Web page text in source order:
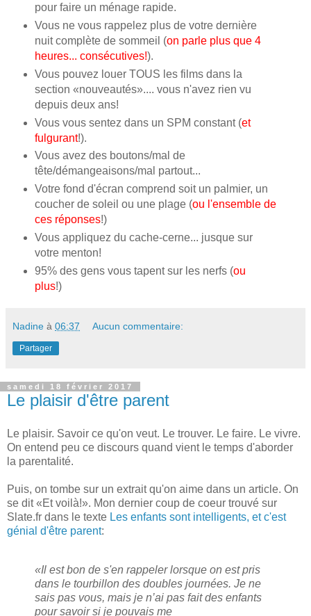
pour faire un ménage rapide.
Vous ne vous rappelez plus de votre dernière
nuit complète de sommeil (on parle plus que 4
heures... consécutives!).
Vous pouvez louer TOUS les films dans la
section «nouveautés».... vous n'avez rien vu
depuis deux ans!
Vous vous sentez dans un SPM constant (et
fulgurant!).
Vous avez des boutons/mal de
tête/démangeaisons/mal partout...
Votre fond d'écran comprend soit un palmier, un
coucher de soleil ou une plage (ou l'ensemble de
ces réponses!)
Vous appliquez du cache-cerne... jusque sur
votre menton!
95% des gens vous tapent sur les nerfs (ou
plus!)
Nadine à 06:37 Aucun commentaire:
Partager
samedi 18 février 2017
Le plaisir d'être parent
Le plaisir. Savoir ce qu'on veut. Le trouver. Le faire. Le vivre.
On entend peu ce discours quand vient le temps d'aborder
la parentalité.
Puis, on tombe sur un extrait qu'on aime dans un article. On
se dit «Et voilà!». Mon dernier coup de coeur trouvé sur
Slate.fr dans le texte Les enfants sont intelligents, et c'est
génial d'être parent:
«Il est bon de s'en rappeler lorsque on est pris
dans le tourbillon des doubles journées. Je ne
sais pas vous, mais je n’ai pas fait des enfants
pour savoir si je pouvais me